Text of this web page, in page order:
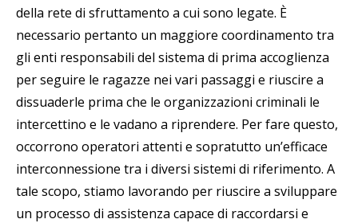
della rete di sfruttamento a cui sono legate. È
necessario pertanto un maggiore coordinamento tra
gli enti responsabili del sistema di prima accoglienza
per seguire le ragazze nei vari passaggi e riuscire a
dissuaderle prima che le organizzazioni criminali le
intercettino e le vadano a riprendere. Per fare questo,
occorrono operatori attenti e sopratutto un’efficace
interconnessione tra i diversi sistemi di riferimento. A
tale scopo, stiamo lavorando per riuscire a sviluppare
un processo di assistenza capace di raccordarsi e